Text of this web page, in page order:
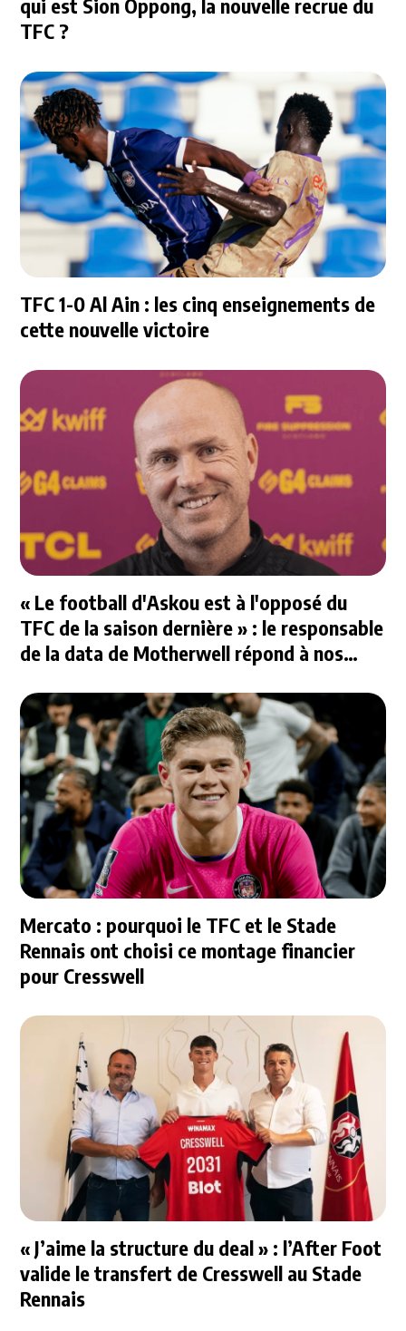
qui est Sion Oppong, la nouvelle recrue du
TFC ?
TFC 1-0 Al Ain : les cinq enseignements de
cette nouvelle victoire
« Le football d'Askou est à l'opposé du
TFC de la saison dernière » : le responsable
de la data de Motherwell répond à nos
Mercato : pourquoi le TFC et le Stade
Rennais ont choisi ce montage financier
pour Cresswell
« J’aime la structure du deal » : l’After Foot
valide le transfert de Cresswell au Stade
Rennais